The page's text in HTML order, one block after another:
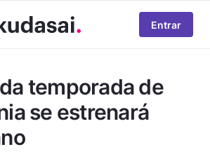
Entrar
temporada de
se estrenará